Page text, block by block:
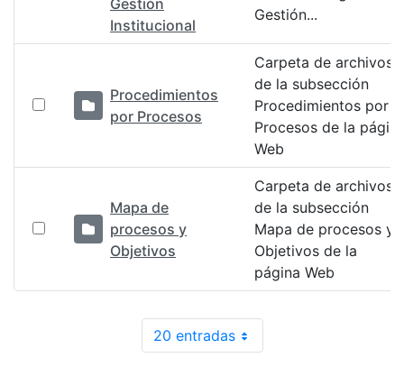
Gestión
Institucional
Gestión...
Procedimientos
por Procesos
Carpeta de archivos
de la subsección
Procedimientos por
Procesos de la
Web
Mapa de
procesos y
Objetivos
Carpeta de archivos
de la subsección
Mapa de procesos y
Objetivos de la
página Web
20 entradasPor página